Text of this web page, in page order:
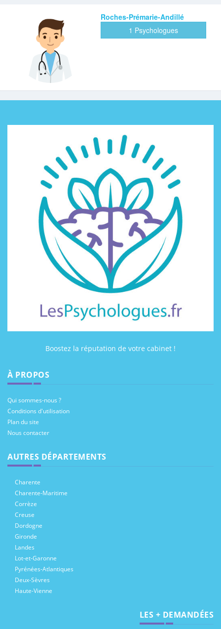
Roches-Prémarie-Andillé
1 Psychologues
Boostez la réputation de votre cabinet !
À PROPOS
Qui sommes-nous ?
Conditions d'utilisation
Plan du site
Nous contacter
AUTRES DÉPARTEMENTS
Charente
Charente-Maritime
Corrèze
Creuse
Dordogne
Gironde
Landes
Lot-et-Garonne
Pyrénées-Atlantiques
Deux-Sèvres
Haute-Vienne
LES + DEMANDÉES